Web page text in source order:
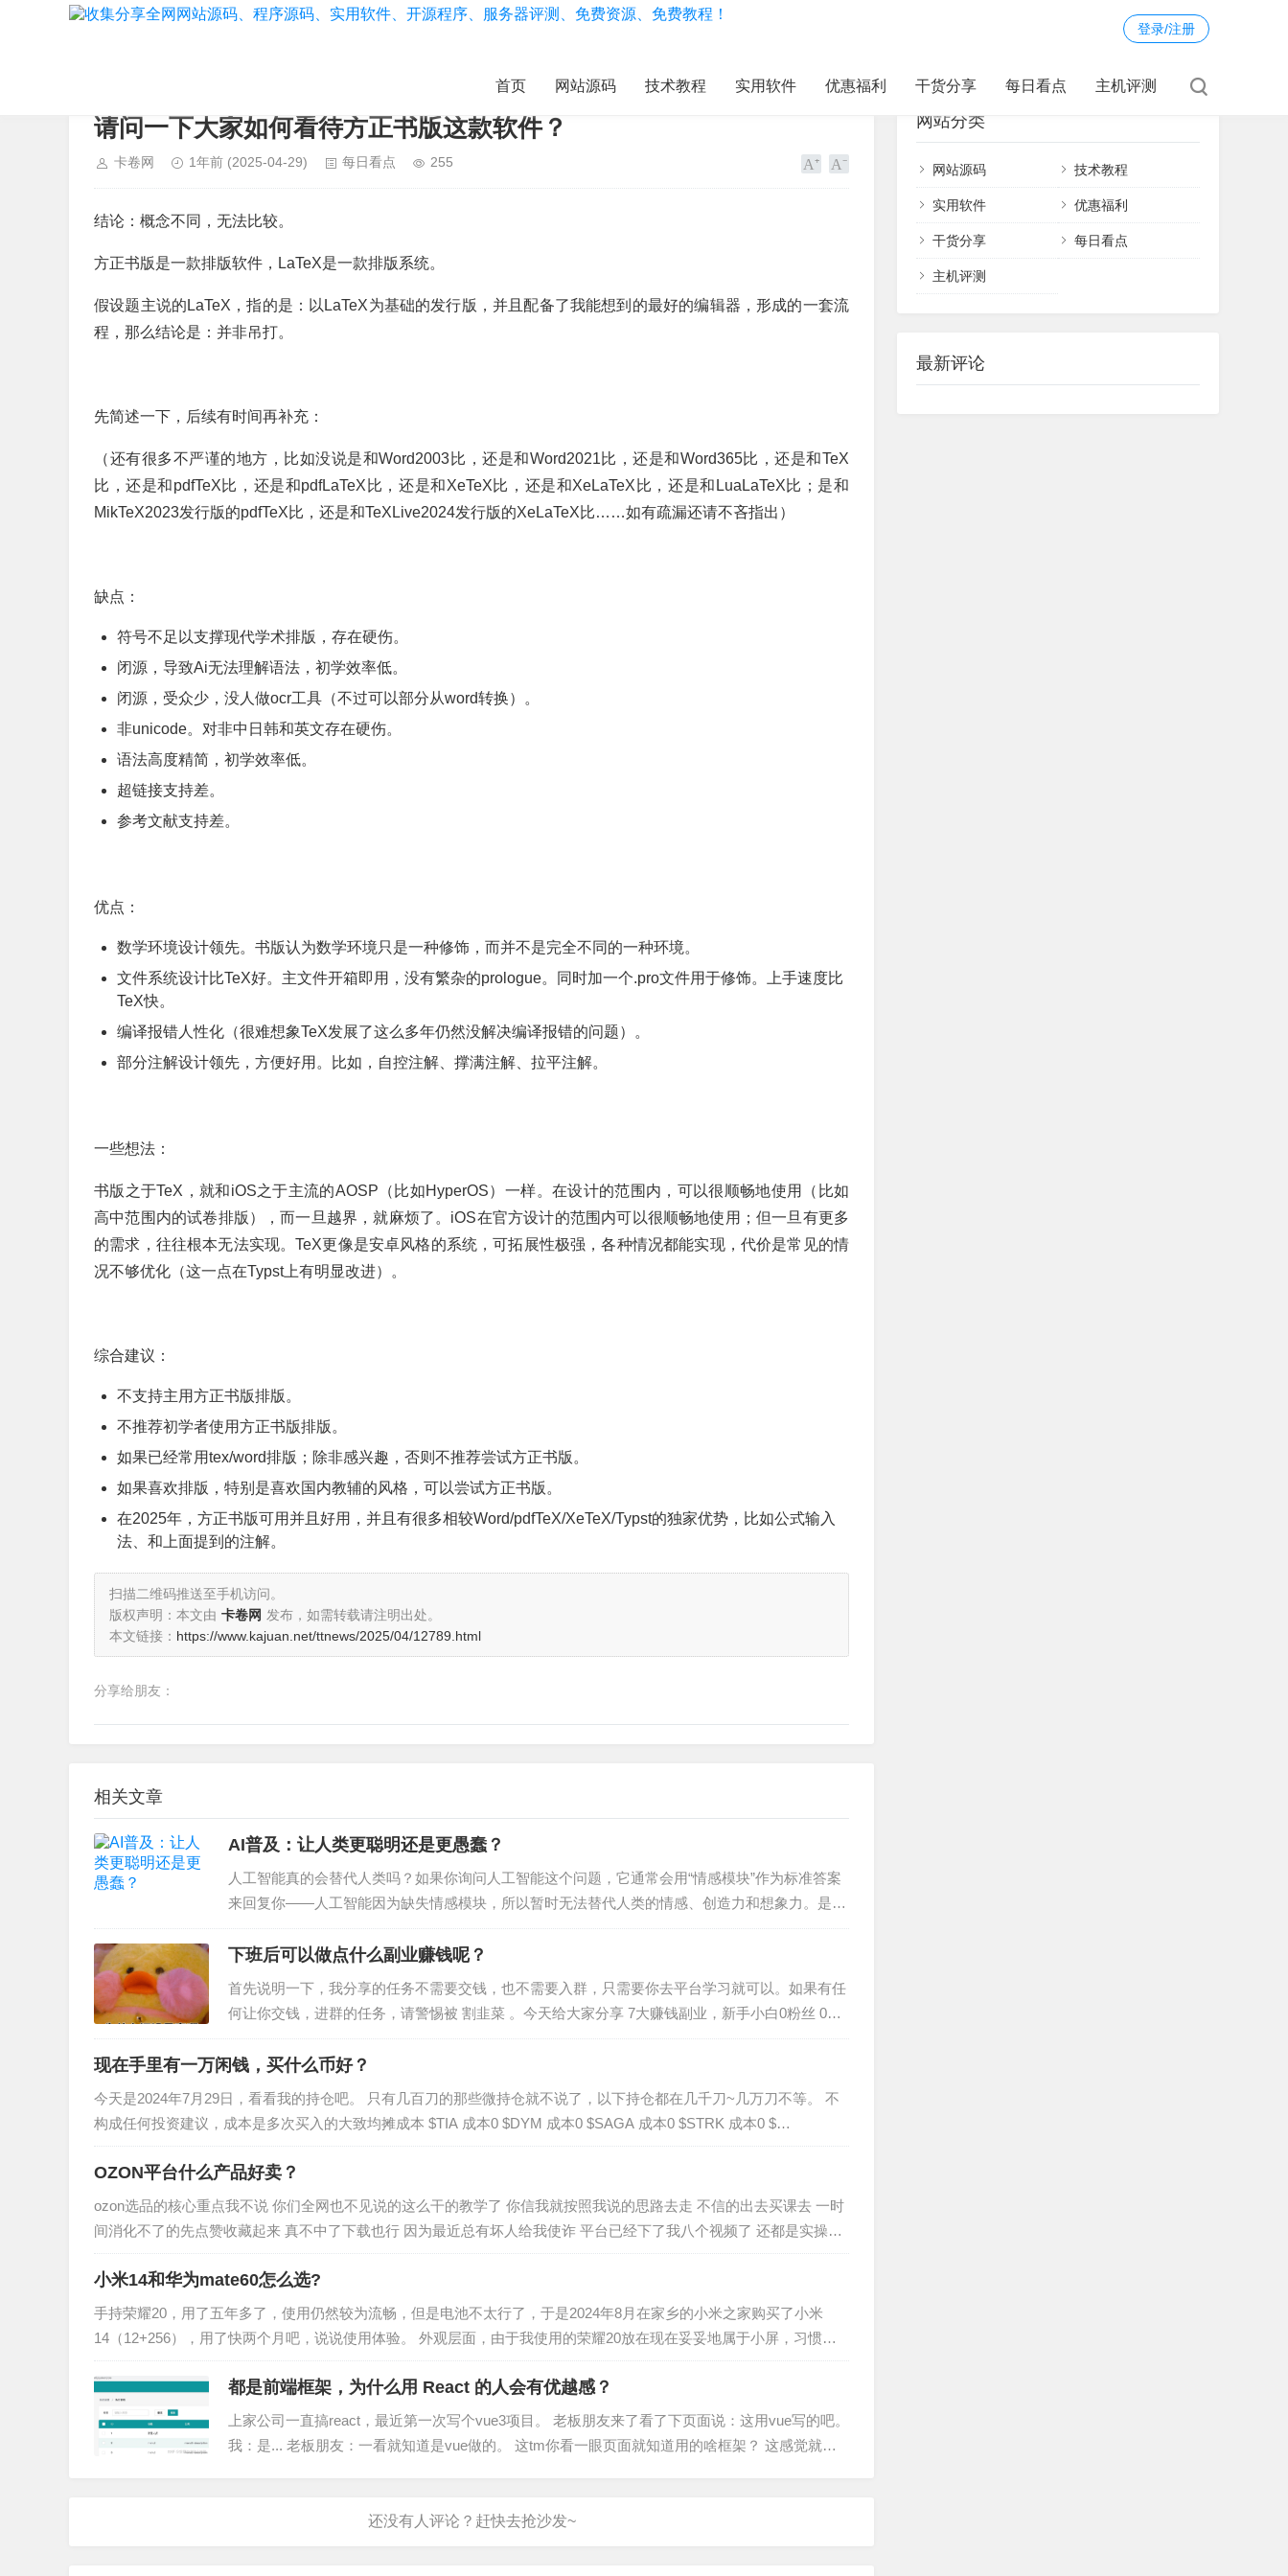
登录/注册
首页 网站源码 技术教程 实用软件 优惠福利 干货分享 每日看点 主机评测
请问一下大家如何看待方正书版这款软件？
卡卷网 1年前 (2025-04-29) 每日看点 255
结论：概念不同，无法比较。
方正书版是一款排版软件，LaTeX是一款排版系统。
假设题主说的LaTeX，指的是：以LaTeX为基础的发行版，并且配备了我能想到的最好的编辑器，形成的一套流
程，那么结论是：并非吊打。
先简述一下，后续有时间再补充：
（还有很多不严谨的地方，比如没说是和Word2003比，还是和Word2021比，还是和Word365比，还是和TeX
比，还是和pdfTeX比，还是和pdfLaTeX比，还是和XeTeX比，还是和XeLaTeX比，还是和LuaLaTeX比；是和
MikTeX2023发行版的pdfTeX比，还是和TeXLive2024发行版的XeLaTeX比……如有疏漏还请不吝指出）
缺点：
符号不足以支撑现代学术排版，存在硬伤。
闭源，导致Ai无法理解语法，初学效率低。
闭源，受众少，没人做ocr工具（不过可以部分从word转换）。
非unicode。对非中日韩和英文存在硬伤。
语法高度精简，初学效率低。
超链接支持差。
参考文献支持差。
优点：
数学环境设计领先。书版认为数学环境只是一种修饰，而并不是完全不同的一种环境。
文件系统设计比TeX好。主文件开箱即用，没有繁杂的prologue。同时加一个.pro文件用于修饰。上手速度比
TeX快。
编译报错人性化（很难想象TeX发展了这么多年仍然没解决编译报错的问题）。
部分注解设计领先，方便好用。比如，自控注解、撑满注解、拉平注解。
一些想法：
书版之于TeX，就和iOS之于主流的AOSP（比如HyperOS）一样。在设计的范围内，可以很顺畅地使用（比如
高中范围内的试卷排版），而一旦越界，就麻烦了。iOS在官方设计的范围内可以很顺畅地使用；但一旦有更多
的需求，往往根本无法实现。TeX更像是安卓风格的系统，可拓展性极强，各种情况都能实现，代价是常见的情
况不够优化（这一点在Typst上有明显改进）。
综合建议：
不支持主用方正书版排版。
不推荐初学者使用方正书版排版。
如果已经常用tex/word排版；除非感兴趣，否则不推荐尝试方正书版。
如果喜欢排版，特别是喜欢国内教辅的风格，可以尝试方正书版。
在2025年，方正书版可用并且好用，并且有很多相较Word/pdfTeX/XeTeX/Typst的独家优势，比如公式输入
法、和上面提到的注解。
扫描二维码推送至手机访问。
版权声明：本文由 卡卷网 发布，如需转载请注明出处。
本文链接： https://www.kajuan.net/ttnews/2025/04/12789.html
分享给朋友：
相关文章
AI普及：让人类更聪明还是更愚蠢？
人工智能真的会替代人类吗？如果你询问人工智能这个问题，它通常会用“情感模块”作为标准答案
来回复你——人工智能因为缺失情感模块，所以暂时无法替代人类的情感、创造力和想象力。是否
这意味着，人工智能一旦拥有了情感模块，就会超越正态曲线最中段的大部…
下班后可以做点什么副业赚钱呢？
首先说明一下，我分享的任务不需要交钱，也不需要入群，只需要你去平台学习就可以。如果有任
何让你交钱，进群的任务，请警惕被 割韭菜 。今天给大家分享 7大赚钱副业，新手小白0粉丝 0门
槛0技术都可以去做，不说大富大贵，但是赚个零花钱还是可以。如…
现在手里有一万闲钱，买什么币好？
今天是2024年7月29日，看看我的持仓吧。 只有几百刀的那些微持仓就不说了，以下持仓都在几千刀~几万刀不等。 不
构成任何投资建议，成本是多次买入的大致均摊成本 $TIA 成本0 $DYM 成本0 $SAGA 成本0 $STRK 成本0 $…
OZON平台什么产品好卖？
ozon选品的核心重点我不说 你们全网也不见说的这么干的教学了 你信我就按照我说的思路去走 不信的出去买课去 一时
间消化不了的先点赞收藏起来 真不中了下载也行 因为最近总有坏人给我使诈 平台已经下了我八个视频了 还都是实操教
学不废话的那种…
小米14和华为mate60怎么选?
手持荣耀20，用了五年多了，使用仍然较为流畅，但是电池不太行了，于是2024年8月在家乡的小米之家购买了小米
14（12+256），用了快两个月吧，说说使用体验。 外观层面，由于我使用的荣耀20放在现在妥妥地属于小屏，习惯了
小屏，遂购买小米1…
都是前端框架，为什么用 React 的人会有优越感？
上家公司一直搞react，最近第一次写个vue3项目。 老板朋友来了看了下页面说：这用vue写的吧。
我：是... 老板朋友：一看就知道是vue做的。 这tm你看一眼页面就知道用的啥框架？ 这感觉就
网站分类
网站源码 技术教程
实用软件 优惠福利
干货分享 每日看点
主机评测
最新评论